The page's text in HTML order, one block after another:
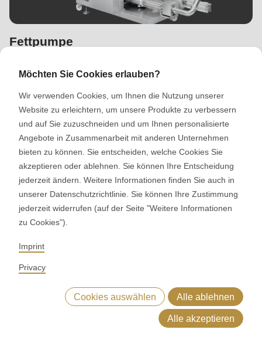
Fettpumpe
Ergänzende
Maschinen
Ergänzende Maschinen
Diese Maschinen passen optimal zur MLC 4.0 Laminating
Line. Mit ihnen automatisieren Sie weitere Schritte Ihres
Herstellungsprozesses.
Möchten Sie Cookies erlauben?
Wir verwenden Cookies, um Ihnen die Nutzung unserer
Website zu erleichtern, um unsere Produkte zu verbessern
und auf Sie zuzuschneiden und um Ihnen personalisierte
Angebote in Zusammenarbeit mit anderen Unternehmen
bieten zu können. Sie entscheiden, welche Cookies Sie
akzeptieren oder ablehnen. Sie können Ihre Entscheidung
jederzeit ändern. Weitere Informationen finden Sie auch in
unserer Datenschutzrichtlinie. Sie können Ihre Zustimmung
jederzeit widerrufen (auf der Seite "Weitere Informationen
zu Cookies").
Imprint
Privacy
Cookies auswählen Alle ablehnen
Alle akzeptieren